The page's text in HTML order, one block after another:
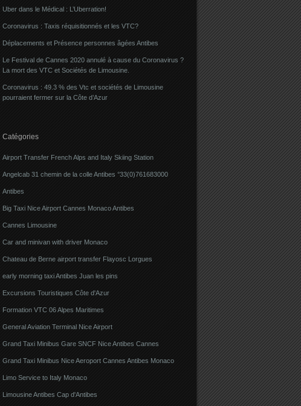
Uber dans le Médical : L’Uberration!
Coronavirus : Taxis réquisitionnés et les VTC?
Déplacements et Présence personnes âgées Antibes
Le Festival de Cannes 2020 annulé à cause du Coronavirus ?
La mort des VTC et Sociétés de Limousine.
Coronavirus : 49.3 % des Vtc et sociétés de Limousine
pourraient fermer sur la Côte d’Azur
Catégories
Airport Transfer French Alps and Italy Skiing Station
Angelcab 31 chemin de la colle Antibes °33(0)761683000
Antibes
Big Taxi Nice Airport Cannes Monaco Antibes
Cannes Limousine
Car and minivan with driver Monaco
Chateau de Berne airport transfer Flayosc Lorgues
early morning taxi Antibes Juan les pins
Excursions Touristiques Côte d'Azur
Formation VTC 06 Alpes Maritimes
General Aviation Terminal Nice Airport
Grand Taxi Minibus Gare SNCF Nice Antibes Cannes
Grand Taxi Minibus Nice Aeroport Cannes Antibes Monaco
Limo Service to Italy Monaco
Limousine Antibes Cap d'Antibes